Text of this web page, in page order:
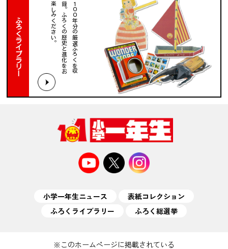
ふろくライブラリー １
０
０
年
分
の
厳
選
ふ
ろ
く
を
収
録
。
ふ
ろ
く
の
歴
史
と
進
化
を
お
楽
し
み
く
だ
さ
い
。
小学一年生ニュース
表紙コレクション
ふろくライブラリー
ふろく総選挙
※このホームページに掲載されている